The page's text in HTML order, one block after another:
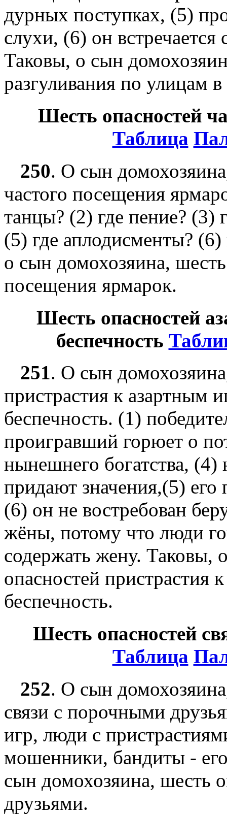
дурных поступках, (5)
слухи, (6) он
Таковы, о сын
разгуливания по улицам
Шесть опасностей
Таблица
250. О сын
частого посещения
танцы? (2) где пение? (3)
(5) где аплодисменты?
о сын домохозяина,
посещения ярмарок.
Шесть опасностей
беспечность
251. О сын
пристрастия к азартным
беспечность. (1)
проигравший горюет о
нынешнего богатства, (4)
придают значения,(5) его
(6) он не востребован
жёны, потому что люди
содержать жену. Таковы,
опасностей
беспечность.
Шесть опасностей
Таблица
252. О сын
связи с порочными
игр, люди с
мошенники, бандиты -
сын домохозяина, шесть
друзьями.